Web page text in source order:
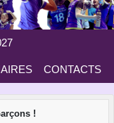
CONTACTS
!